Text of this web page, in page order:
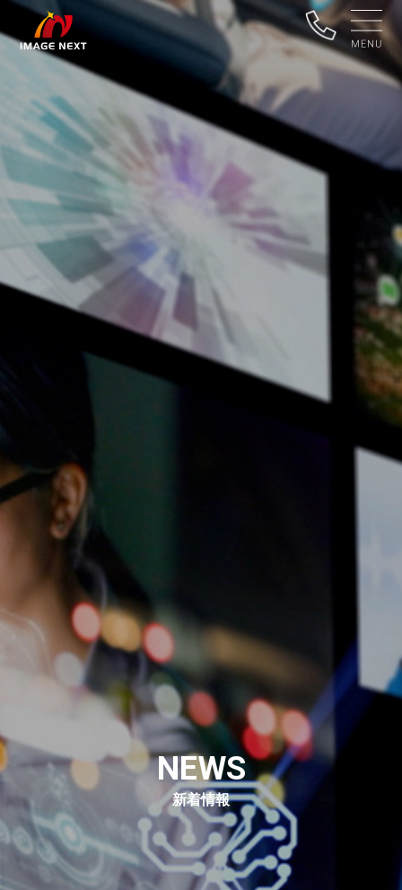
NEWS
新着情報